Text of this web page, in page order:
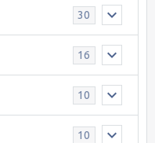
30
16
10
10